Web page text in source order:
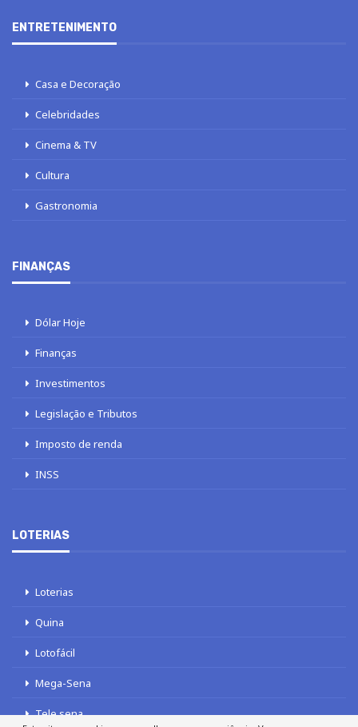
ENTRETENIMENTO
Casa e Decoração
Celebridades
Cinema & TV
Cultura
Gastronomia
FINANÇAS
Dólar Hoje
Finanças
Investimentos
Legislação e Tributos
Imposto de renda
INSS
LOTERIAS
Loterias
Quina
Lotofácil
Mega-Sena
Tele sena